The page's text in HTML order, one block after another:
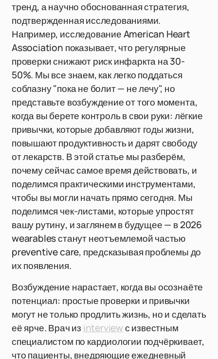
тренд, а научно обоснованная стратегия,
подтвержденная исследованиями.
Например, исследование American Heart
Association показывает, что регулярные
проверки снижают риск инфаркта на 30-
50%. Мы все знаем, как легко поддаться
соблазну "пока не болит — не лечу", но
представьте возбуждение от того момента,
когда вы берете контроль в свои руки: лёгкие
привычки, которые добавляют годы жизни,
повышают продуктивность и дарят свободу
от лекарств. В этой статье мы разберём,
почему сейчас самое время действовать, и
поделимся практическими инструментами,
чтобы вы могли начать прямо сегодня. Мы
поделимся чек-листами, которые упростят
вашу рутину, и заглянем в будущее — в 2026
wearables станут неотъемлемой частью
preventive care, предсказывая проблемы до
их появления.
Возбуждение нарастает, когда вы осознаёте
потенциал: простые проверки и привычки
могут не только продлить жизнь, но и сделать
её ярче. Врач из interviewс известным
специалистом по кардиологии подчёркивает,
что пациенты, внедряющие ежедневный